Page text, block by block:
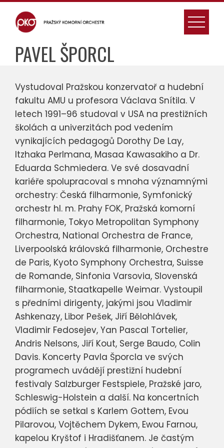
Skip
content
PAVEL ŠPORCL
Vystudoval Pražskou konzervatoř a hudební
fakultu AMU u profesora Václava Snítila. V
letech 1991–96 studoval v USA na prestižních
školách a univerzitách pod vedením
vynikajících pedagogů Dorothy De Lay,
Itzhaka Perlmana, Masaa Kawasakiho a Dr.
Eduarda Schmiedera. Ve své dosavadní
kariéře spolupracoval s mnoha významnými
orchestry: Česká filharmonie, Symfonický
orchestr hl. m. Prahy FOK, Pražská komorní
filharmonie, Tokyo Metropolitan Symphony
Orchestra, National Orchestra de France,
Liverpoolská královská filharmonie, Orchestre
de Paris, Kyoto Symphony Orchestra, Suisse
de Romande, Sinfonia Varsovia, Slovenská
filharmonie, Staatkapelle Weimar. Vystoupil
s předními dirigenty, jakými jsou Vladimir
Ashkenazy, Libor Pešek, Jiří Bělohlávek,
Vladimir Fedosejev, Yan Pascal Tortelier,
Andris Nelsons, Jiří Kout, Serge Baudo, Colin
Davis. Koncerty Pavla Šporcla ve svých
programech uvádějí prestižní hudební
festivaly Salzburger Festspiele, Pražské jaro,
Schleswig-Holstein a další. Na koncertních
pódiích se setkal s Karlem Gottem, Evou
Pilarovou, Vojtěchem Dykem, Ewou Farnou,
kapelou Kryštof i Hradišťanem. Je častým